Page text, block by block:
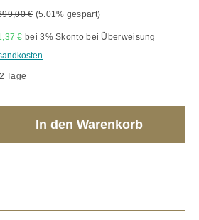
€ (5.01% gespart)
€ bei 3% Skonto bei Überweisung
Tage
Gib den gewünschten
In den Warenkorb